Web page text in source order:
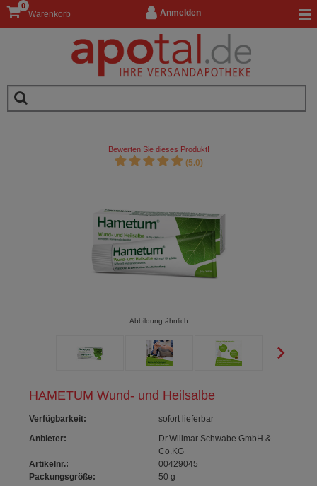
Anmelden
Warenkorb
0
HAMETUM Wund- und Heilsalbe
Verfügbarkeit:
sofort lieferbar
Anbieter:
Dr.Willmar Schwabe GmbH &
Co.KG
Artikelnr.:
00429045
Packungsgröße:
50 g
Bewerten Sie dieses Produkt!
(5.0)
Abbildung ähnlich